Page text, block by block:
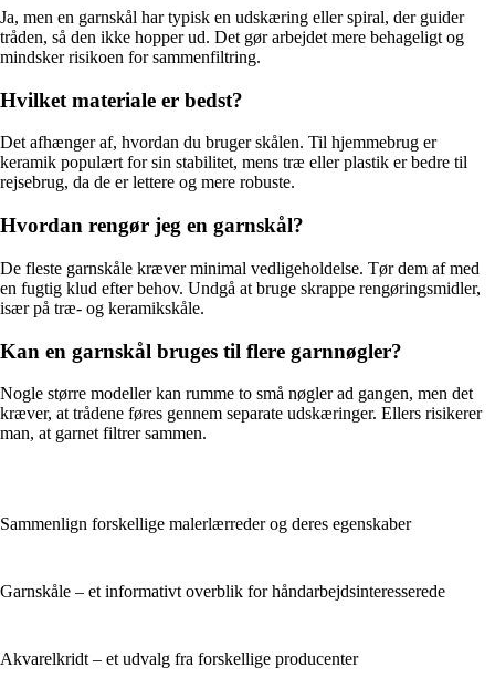
Ja, men en garnskål har typisk en udskæring eller spiral, der guider
tråden, så den ikke hopper ud. Det gør arbejdet mere behageligt og
mindsker risikoen for sammenfiltring.
Hvilket materiale er bedst?
Det afhænger af, hvordan du bruger skålen. Til hjemmebrug er
keramik populært for sin stabilitet, mens træ eller plastik er bedre til
rejsebrug, da de er lettere og mere robuste.
Hvordan rengør jeg en garnskål?
De fleste garnskåle kræver minimal vedligeholdelse. Tør dem af med
en fugtig klud efter behov. Undgå at bruge skrappe rengøringsmidler,
især på træ- og keramikskåle.
Kan en garnskål bruges til flere garnnøgler?
Nogle større modeller kan rumme to små nøgler ad gangen, men det
kræver, at trådene føres gennem separate udskæringer. Ellers risikerer
man, at garnet filtrer sammen.
Sammenlign forskellige malerlærreder og deres egenskaber
Garnskåle – et informativt overblik for håndarbejdsinteresserede
Akvarelkridt – et udvalg fra forskellige producenter